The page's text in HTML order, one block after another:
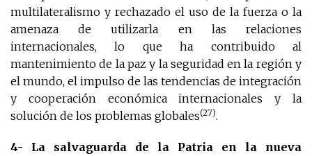
multilateralismo y rechazado el uso de la fuerza o la
amenaza de utilizarla en las relaciones
internacionales, lo que ha contribuido al
mantenimiento de la paz y la seguridad en la región y
el mundo, el impulso de las tendencias de integración
y cooperación económica internacionales y la
solución de los problemas globales(27).
4- La salvaguarda de la Patria en la nueva